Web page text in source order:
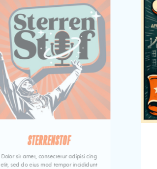
STERRENSTOF
Dolor sit amet, consectetur adipisi cing
elit, sed do eius mod tempor incididunt